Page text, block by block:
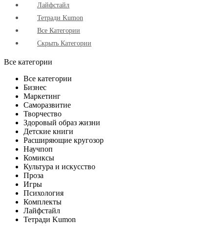
Лайфстайл
Тетради Kumon
Все Категории
Скрыть Категории
Все категории
Все категории
Бизнес
Маркетинг
Саморазвитие
Творчество
Здоровый образ жизни
Детские книги
Расширяющие кругозор
Научпоп
Комиксы
Культура и искусство
Проза
Игры
Психология
Комплекты
Лайфстайл
Тетради Kumon